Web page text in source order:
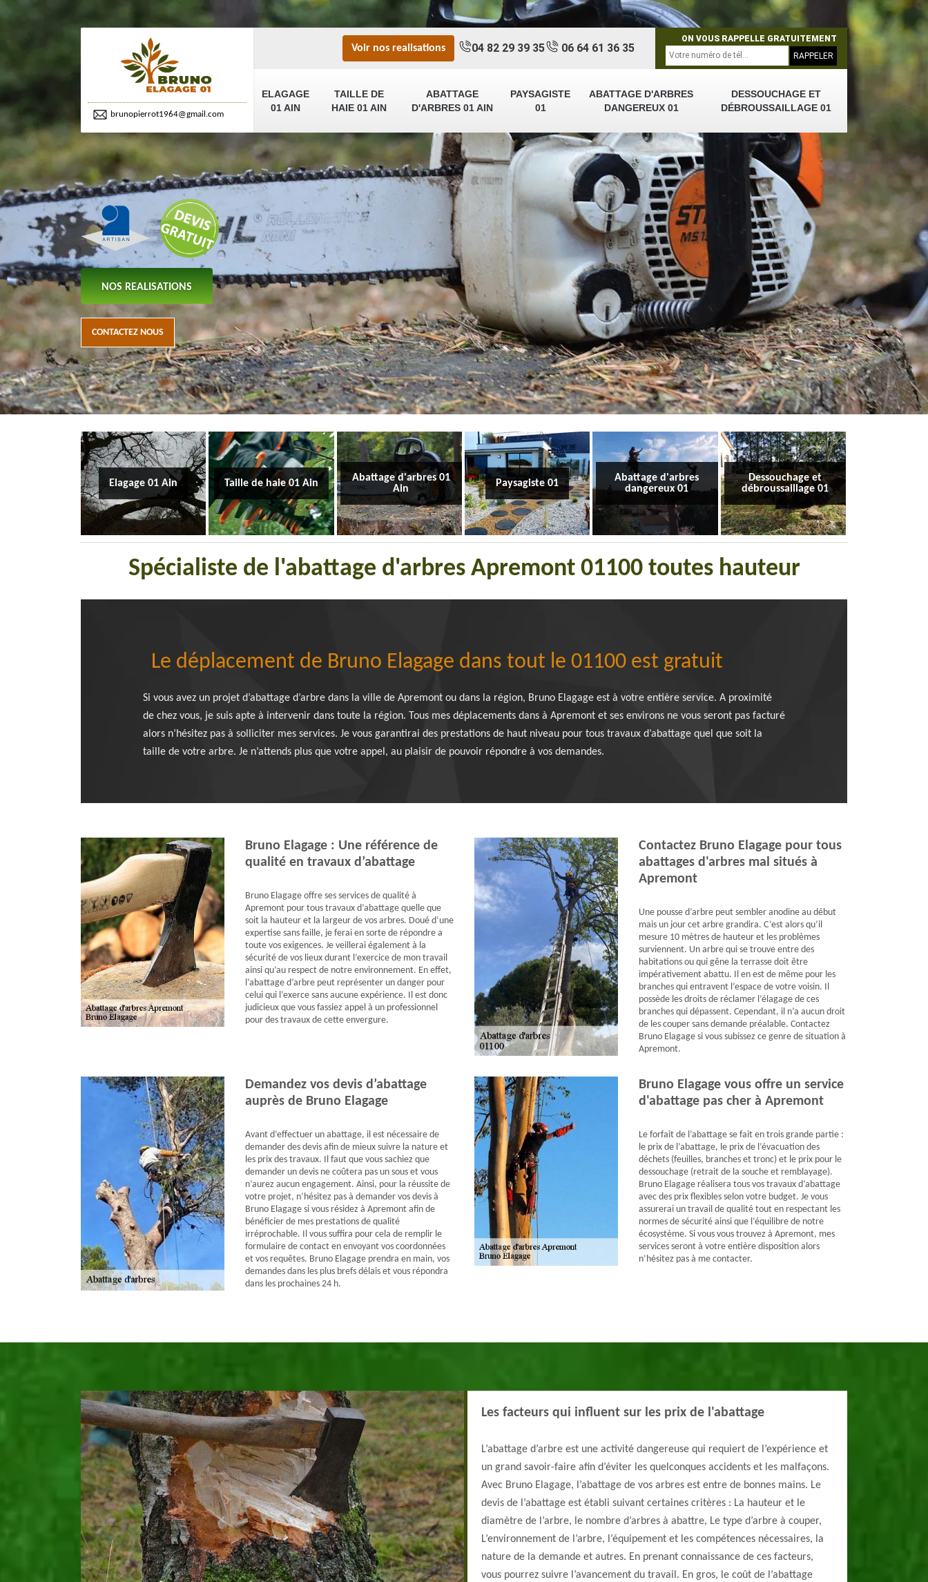
brunopierrot1964@gmail.com
ELAGAGE
01 AIN
TAILLE DE
HAIE 01 AIN
ABATTAGE
D'ARBRES 01 AIN
PAYSAGISTE
01
ABATTAGE D'ARBRES
DANGEREUX 01
DESSOUCHAGE ET
DÉBROUSSAILLAGE 01
Voir nos realisations 04 82 29 39 35 06 64 61 36 35
ON VOUS RAPPELLE GRATUITEMENT
NOS REALISATIONS
CONTACTEZ NOUS
Elagage 01 Ain Taille de haie 01 Ain
Abattage d'arbres 01
Ain
Paysagiste 01
Abattage d'arbres
dangereux 01
Dessouchage et
débroussaillage 01
Spécialiste de l'abattage d'arbres Apremont 01100 toutes hauteur
Le déplacement de Bruno Elagage dans tout le 01100 est gratuit
Si vous avez un projet d’abattage d’arbre dans la ville de Apremont ou dans la région, Bruno Elagage est à votre entière service. A proximité
de chez vous, je suis apte à intervenir dans toute la région. Tous mes déplacements dans à Apremont et ses environs ne vous seront pas facturé
alors n’hésitez pas à solliciter mes services. Je vous garantirai des prestations de haut niveau pour tous travaux d’abattage quel que soit la
taille de votre arbre. Je n’attends plus que votre appel, au plaisir de pouvoir répondre à vos demandes.
Bruno Elagage : Une référence de
qualité en travaux d’abattage
Bruno Elagage offre ses services de qualité à
Apremont pour tous travaux d’abattage quelle que
soit la hauteur et la largeur de vos arbres. Doué d’une
expertise sans faille, je ferai en sorte de répondre a
toute vos exigences. Je veillerai également à la
sécurité de vos lieux durant l’exercice de mon travail
ainsi qu’au respect de notre environnement. En effet,
l’abattage d’arbre peut représenter un danger pour
celui qui l’exerce sans aucune expérience. Il est donc
judicieux que vous fassiez appel à un professionnel
pour des travaux de cette envergure.
Contactez Bruno Elagage pour tous
abattages d'arbres mal situés à
Apremont
Une pousse d’arbre peut sembler anodine au début
mais un jour cet arbre grandira. C’est alors qu’il
mesure 10 mètres de hauteur et les problèmes
surviennent. Un arbre qui se trouve entre des
habitations ou qui gêne la terrasse doit être
impérativement abattu. Il en est de même pour les
branches qui entravent l’espace de votre voisin. Il
possède les droits de réclamer l’élagage de ces
branches qui dépassent. Cependant, il n’a aucun droit
de les couper sans demande préalable. Contactez
Bruno Elagage si vous subissez ce genre de situation à
Apremont.
Demandez vos devis d’abattage
auprès de Bruno Elagage
Avant d’effectuer un abattage, il est nécessaire de
demander des devis afin de mieux suivre la nature et
les prix des travaux. Il faut que vous sachiez que
demander un devis ne coûtera pas un sous et vous
n’aurez aucun engagement. Ainsi, pour la réussite de
votre projet, n’hésitez pas à demander vos devis à
Bruno Elagage si vous résidez à Apremont afin de
bénéficier de mes prestations de qualité
irréprochable. Il vous suffira pour cela de remplir le
formulaire de contact en envoyant vos coordonnées
et vos requêtes. Bruno Elagage prendra en main, vos
demandes dans les plus brefs délais et vous répondra
dans les prochaines 24 h.
Bruno Elagage vous offre un service
d'abattage pas cher à Apremont
Le forfait de l’abattage se fait en trois grande partie :
le prix de l’abattage, le prix de l’évacuation des
déchets (feuilles, branches et tronc) et le prix pour le
dessouchage (retrait de la souche et remblayage).
Bruno Elagage réalisera tous vos travaux d’abattage
avec des prix flexibles selon votre budget. Je vous
assurerai un travail de qualité tout en respectant les
normes de sécurité ainsi que l’équilibre de notre
écosystème. Si vous vous trouvez à Apremont, mes
services seront à votre entière disposition alors
n’hésitez pas à me contacter.
Les facteurs qui influent sur les prix de l'abattage
L’abattage d’arbre est une activité dangereuse qui requiert de l’expérience et
un grand savoir-faire afin d’éviter les quelconques accidents et les malfaçons.
Avec Bruno Elagage, l’abattage de vos arbres est entre de bonnes mains. Le
devis de l’abattage est établi suivant certaines critères : La hauteur et le
diamètre de l’arbre, le nombre d’arbres à abattre, Le type d’arbre à couper,
L’environnement de l’arbre, l’équipement et les compétences nécessaires, la
nature de la demande et autres. En prenant connaissance de ces facteurs,
vous pourrez suivre l’avancement du travail. En gros, le coût de l’abattage